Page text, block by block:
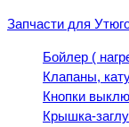
Запчасти для
Бойлер (
Клапаны,
Кнопки
Крышка-